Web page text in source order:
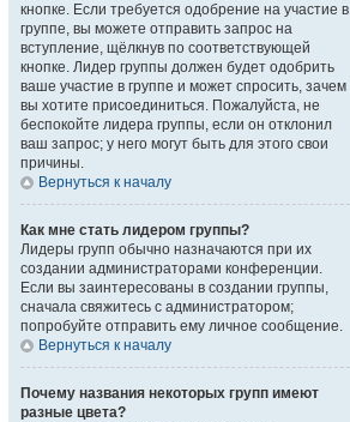
кнопке. Если требуется одобрение на участие в
группе, вы можете отправить запрос на
вступление, щёлкнув по соответствующей
кнопке. Лидер группы должен будет одобрить
ваше участие в группе и может спросить, зачем
вы хотите присоединиться. Пожалуйста, не
беспокойте лидера группы, если он отклонил
ваш запрос; у него могут быть для этого свои
причины.
Вернуться к началу
Как мне стать лидером группы?
Лидеры групп обычно назначаются при их
создании администраторами конференции.
Если вы заинтересованы в создании группы,
сначала свяжитесь с администратором;
попробуйте отправить ему личное сообщение.
Вернуться к началу
Почему названия некоторых групп имеют
разные цвета?